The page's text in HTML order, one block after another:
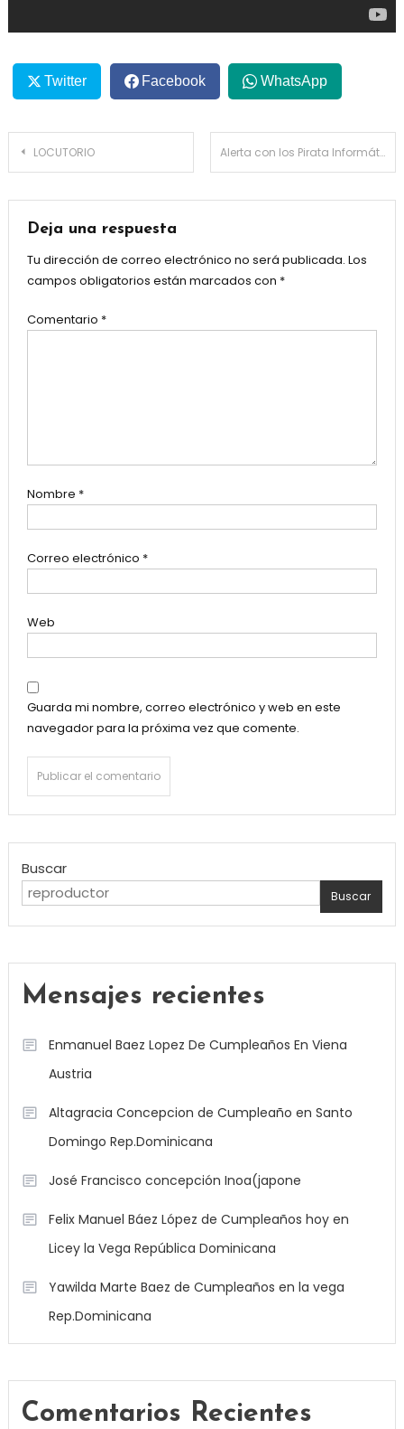
Twitter Facebook WhatsApp
Navegación
entradas
LOCUTORIO Alerta con los Pirata Informáticos
Deja una respuesta
Tu dirección de correo electrónico no será publicada. Los
campos obligatorios están marcados con *
Comentario *
Nombre *
Correo electrónico *
Web
Guarda mi nombre, correo electrónico y web en este
navegador para la próxima vez que comente.
Buscar
Buscar
Mensajes recientes
Enmanuel Baez Lopez De Cumpleaños En Viena
Austria
Altagracia Concepcion de Cumpleaño en Santo
Domingo Rep.Dominicana
José Francisco concepción Inoa(japone
Felix Manuel Báez López de Cumpleaños hoy en
Licey la Vega República Dominicana
Yawilda Marte Baez de Cumpleaños en la vega
Rep.Dominicana
Comentarios Recientes